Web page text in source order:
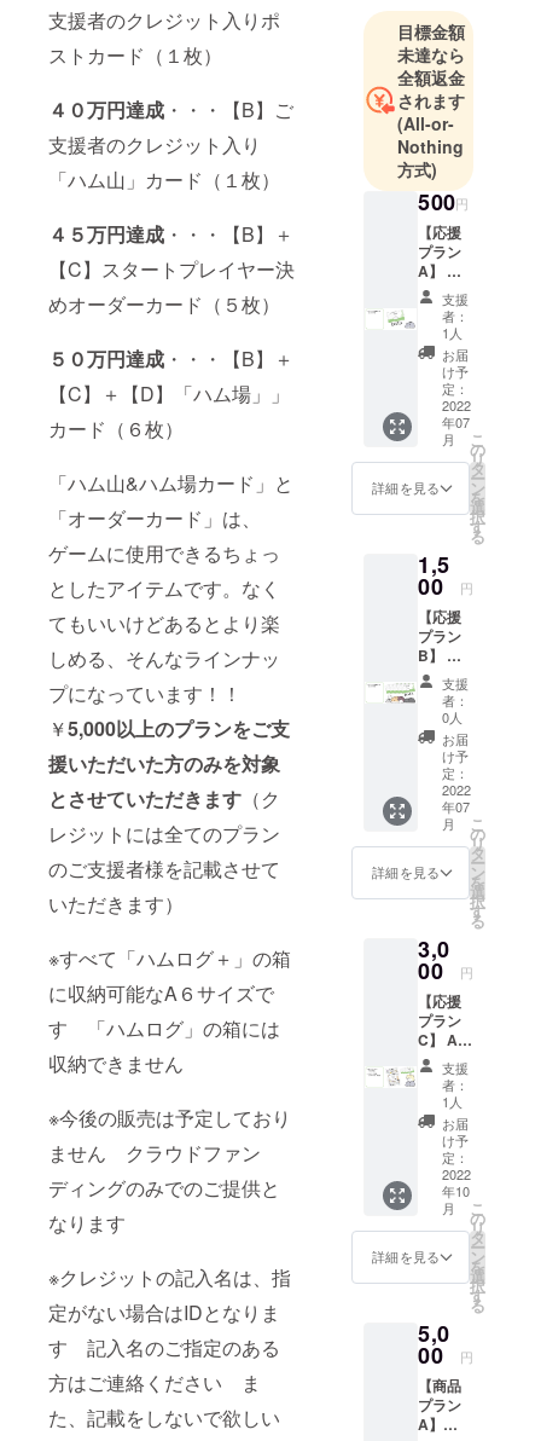
支援者のクレジット入りポ
ストカード（１枚）
４０万円達成 ・・・【B】ご
支援者のクレジット入り
「ハム山」カード（１枚）
４５万円達成 ・・・【B】＋
【C】スタートプレイヤー決
めオーダーカード（５枚）
５０万円達成 ・・・【B】＋
【C】＋【D】「ハム場」」
カード（６枚）
「ハム山&ハム場カード」と
「オーダーカード」は、
ゲームに使用できるちょっ
としたアイテムです。なく
てもいいけどあるとより楽
しめる、そんなラインナッ
プになっています！！
￥5,000以上のプランをご支
援いただいた方のみを対象
とさせていただきます （ク
レジットには全てのプラン
のご支援者様を記載させて
いただきます）
※すべて「ハムログ＋」の箱
に収納可能なA６サイズで
す 「ハムログ」の箱には
収納できません
※今後の販売は予定しており
ません クラウドファン
ディングのみでのご提供と
なります
※クレジットの記入名は、指
定がない場合はIDとなりま
す 記入名のご指定のある
方はご連絡ください ま
た、記載をしないで欲しい
マーケット
２０２２
春」に初出
展して、
カードゲー
「DRESSLIF
E（ドレスラ
イフ）」
「HAM-
LOG（ハム
ログ）」を
販売し、あ
りがたいこ
とに好評の
声を多数い
ただいてい
ドゲームの
開発を中心
に活動を続
けていきま
目標金額
未達なら
全額返金
されます
(All-or-
Nothing
方式)
500円
【応援
プラン
A】 ハ
ムス
ターの
名刺
デー
タ ラ
ンダム
で１種
支援
者：
1人
お届
け予
定：
2022
年07
月
詳細を見る
こ
の
リ
タ
ー
ン
を
選
択
す
る
1,5
00 円
【応援
プラン
B】 ハ
ムス
ターの
名刺
デー
タ ラ
ンダム
で５種
支援
者：
0人
お届
け予
定：
2022
年07
月
詳細を見る
こ
の
リ
タ
ー
ン
を
選
択
す
る
3,0
00 円
【応援
プラン
C】 A4
クリア
ファイ
ル １
枚 ハム
スター
の名
刺 ラ
ンダム
で３枚
（非売
品）
支援
者：
1人
お届
け予
定：
2022
年10
月
詳細を見る
こ
の
リ
タ
ー
ン
を
選
択
す
る
5,0
00 円
【商品
プラン
A】